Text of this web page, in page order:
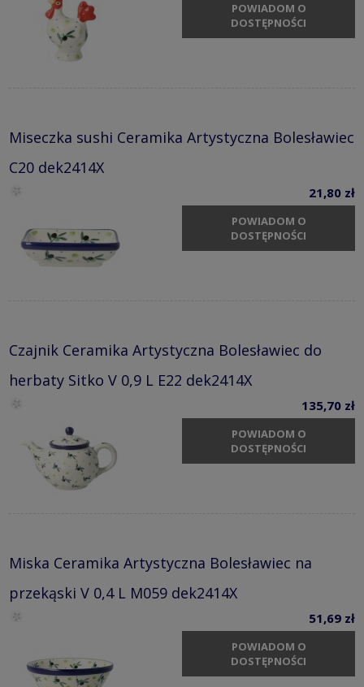
POWIADOM O
DOSTĘPNOŚCI
Miseczka sushi Ceramika Artystyczna Bolesławiec
C20 dek2414X
21,80 zł
POWIADOM O
DOSTĘPNOŚCI
Czajnik Ceramika Artystyczna Bolesławiec do
herbaty Sitko V 0,9 L E22 dek2414X
135,70 zł
POWIADOM O
DOSTĘPNOŚCI
Miska Ceramika Artystyczna Bolesławiec na
przekąski V 0,4 L M059 dek2414X
51,69 zł
POWIADOM O
DOSTĘPNOŚCI